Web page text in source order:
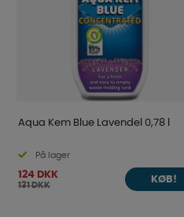
Aqua Kem Blue Lavendel 0,78 l
På lager
124 DKK
131 DKK
KØB!